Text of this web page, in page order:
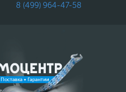
8 (499) 964-47-58